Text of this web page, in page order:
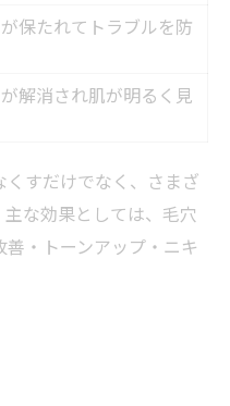
保たれてトラブルを防
解消され肌が明るく見
すだけでなく、さまざ
な効果としては、毛穴
・トーンアップ・ニキ